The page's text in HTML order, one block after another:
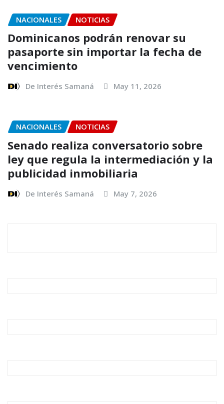
NACIONALES NOTICIAS
Dominicanos podrán renovar su
pasaporte sin importar la fecha de
vencimiento
De Interés Samaná May 11, 2026
NACIONALES NOTICIAS
Senado realiza conversatorio sobre
ley que regula la intermediación y la
publicidad inmobiliaria
De Interés Samaná May 7, 2026